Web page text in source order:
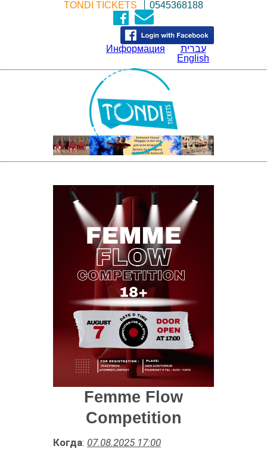
TONDI TICKETS 0545368188
Информация
עברית
English
Femme Flow
Competition
Когда: 07.08.2025 17:00